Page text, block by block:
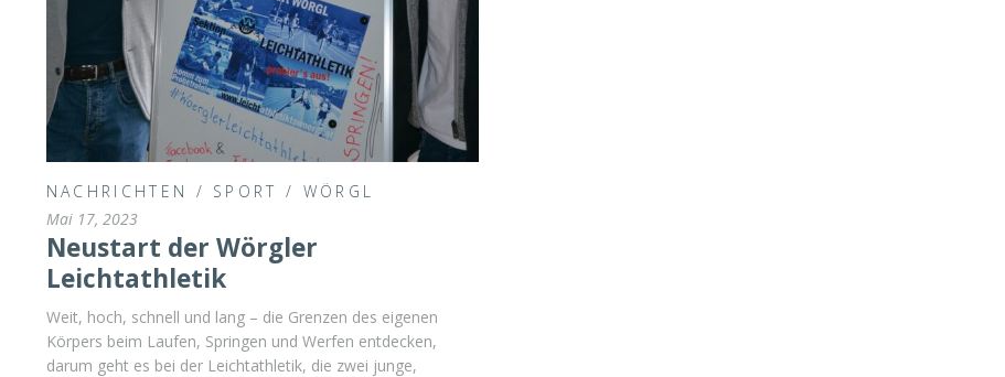
NACHRICHTEN / SPORT / WÖRGL
Mai 17, 2023
Neustart der Wörgler
Leichtathletik
Weit, hoch, schnell und lang – die Grenzen des eigenen
Körpers beim Laufen, Springen und Werfen entdecken,
darum geht es bei der Leichtathletik, die zwei junge,